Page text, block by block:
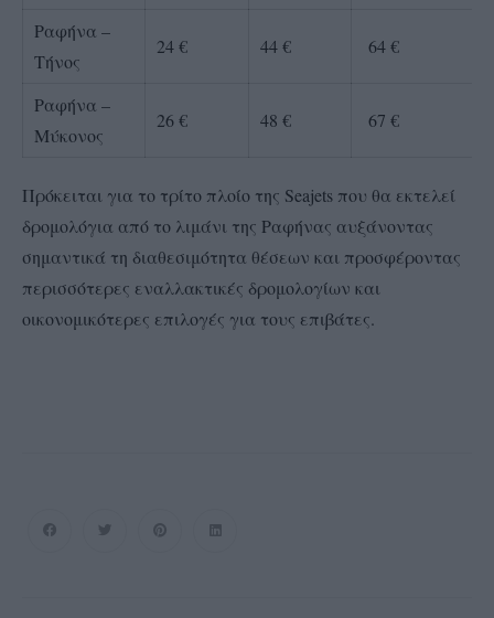
Ραφήνα –
Τήνος
24 € 44 € 64 €
Ραφήνα –
Μύκονος
26 € 48 € 67 €
Πρόκειται για το τρίτο πλοίο της Seajets που θα εκτελεί
δρομολόγια από το λιμάνι της Ραφήνας αυξάνοντας
σημαντικά τη διαθεσιμότητα θέσεων και προσφέροντας
περισσότερες εναλλακτικές δρομολογίων και
οικονομικότερες επιλογές για τους επιβάτες.